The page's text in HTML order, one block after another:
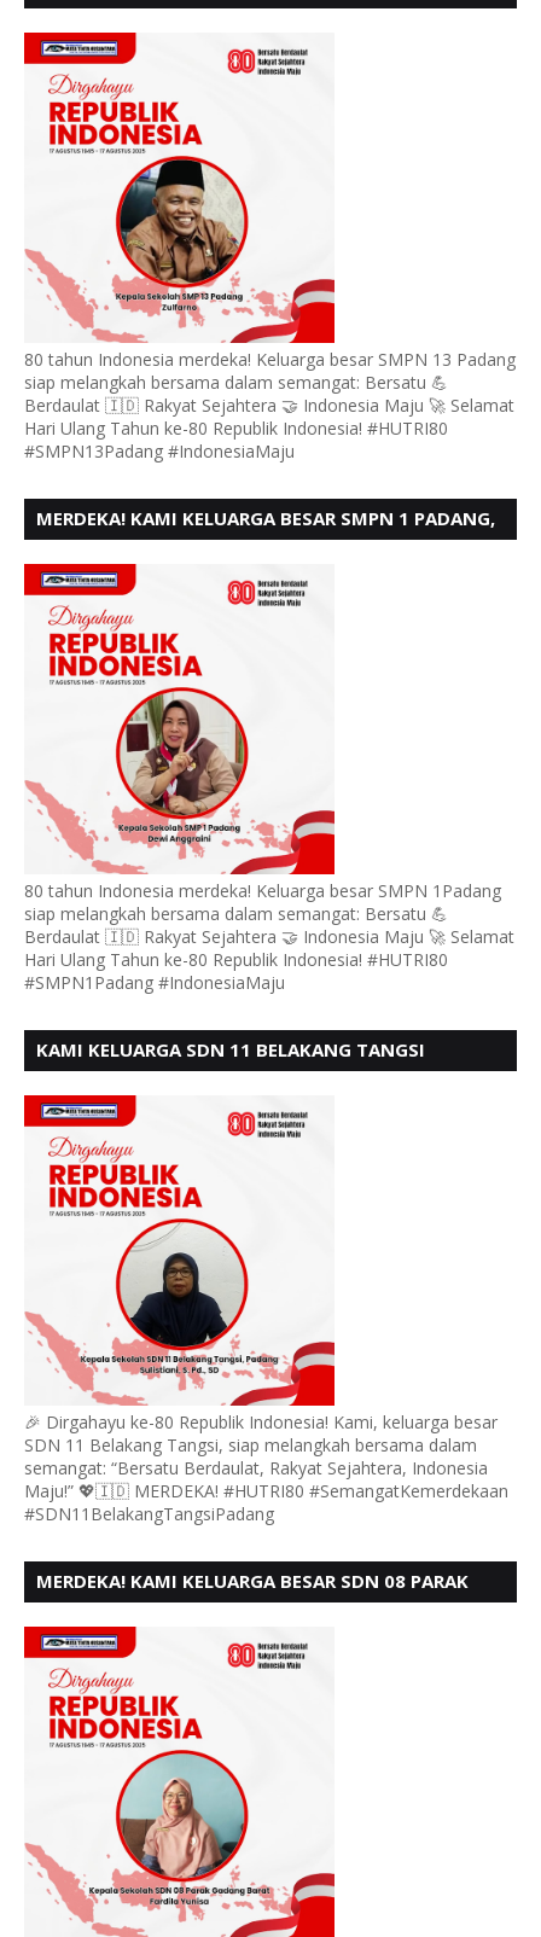
80 tahun Indonesia merdeka! Keluarga besar SMPN 13 Padang
siap melangkah bersama dalam semangat: Bersatu 💪
Berdaulat 🇮🇩 Rakyat Sejahtera 🤝 Indonesia Maju 🚀 Selamat
Hari Ulang Tahun ke-80 Republik Indonesia! #HUTRI80
#SMPN13Padang #IndonesiaMaju
MERDEKA! KAMI KELUARGA BESAR SMPN 1 PADANG,
80 tahun Indonesia merdeka! Keluarga besar SMPN 1Padang
siap melangkah bersama dalam semangat: Bersatu 💪
Berdaulat 🇮🇩 Rakyat Sejahtera 🤝 Indonesia Maju 🚀 Selamat
Hari Ulang Tahun ke-80 Republik Indonesia! #HUTRI80
#SMPN1Padang #IndonesiaMaju
KAMI KELUARGA SDN 11 BELAKANG TANGSI
🎉 Dirgahayu ke-80 Republik Indonesia! Kami, keluarga besar
SDN 11 Belakang Tangsi, siap melangkah bersama dalam
semangat: “Bersatu Berdaulat, Rakyat Sejahtera, Indonesia
Maju!” 💖🇮🇩 MERDEKA! #HUTRI80 #SemangatKemerdekaan
#SDN11BelakangTangsiPadang
MERDEKA! KAMI KELUARGA BESAR SDN 08 PARAK
- 80,